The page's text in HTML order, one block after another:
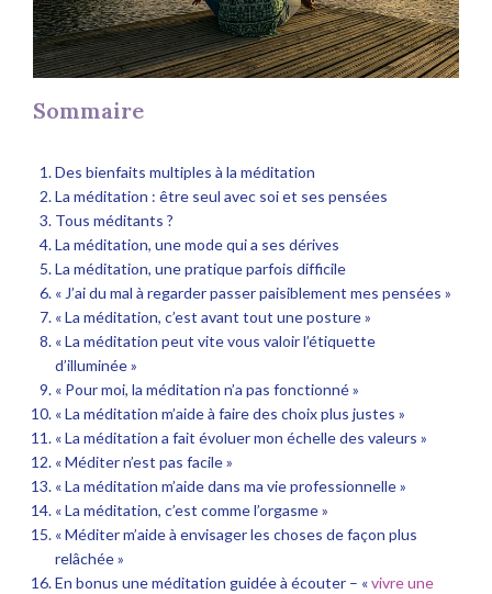
Sommaire
Des bienfaits multiples à la méditation
La méditation : être seul avec soi et ses pensées
Tous méditants ?
La méditation, une mode qui a ses dérives
La méditation, une pratique parfois difficile
« J’ai du mal à regarder passer paisiblement mes pensées »
« La méditation, c’est avant tout une posture »
« La méditation peut vite vous valoir l’étiquette
d’illuminée »
« Pour moi, la méditation n’a pas fonctionné »
« La méditation m’aide à faire des choix plus justes »
« La méditation a fait évoluer mon échelle des valeurs »
« Méditer n’est pas facile »
« La méditation m’aide dans ma vie professionnelle »
« La méditation, c’est comme l’orgasme »
« Méditer m’aide à envisager les choses de façon plus
relâchée »
En bonus une méditation guidée à écouter – «vivre une